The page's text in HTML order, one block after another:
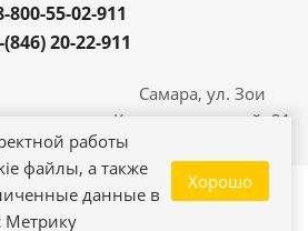
800-55-02-911
(846) 20-22-911
Самара, ул. Зои
Космодемьянской, 21
работы
файлы, а также
данные в
Метрику
Хорошо